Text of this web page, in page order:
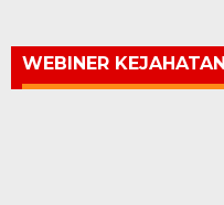
WEBINER